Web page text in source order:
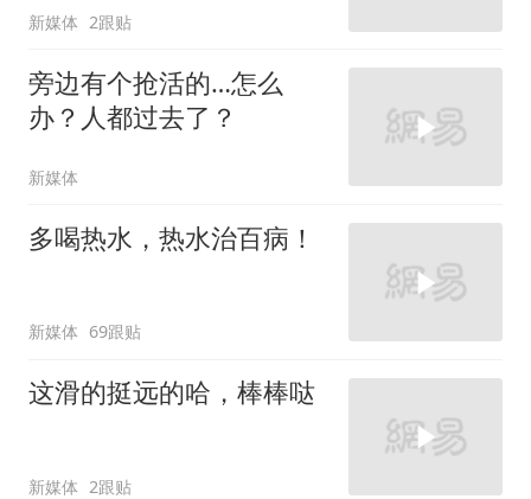
新媒体 2跟贴
旁边有个抢活的…怎么
办？人都过去了？
新媒体
多喝热水，热水治百病！
新媒体 69跟贴
这滑的挺远的哈，棒棒哒
新媒体 2跟贴